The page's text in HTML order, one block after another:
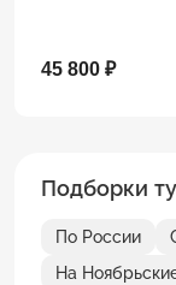
45 800 ₽
Подборки
По России
На